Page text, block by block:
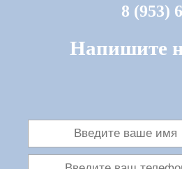
8 (953)
Напишите